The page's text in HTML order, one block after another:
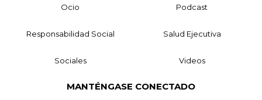
Ocio Podcast
Responsabilidad Social Salud Ejecutiva
Sociales Videos
MANTÉNGASE CONECTADO